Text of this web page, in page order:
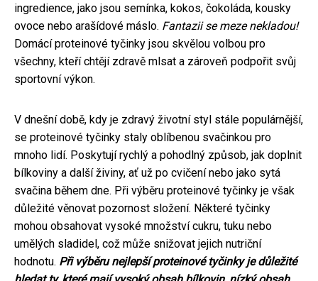
ingredience, jako jsou semínka, kokos, čokoláda, kousky
ovoce nebo arašídové máslo. Fantazii se meze nekladou!
Domácí proteinové tyčinky jsou skvělou volbou pro
všechny, kteří chtějí zdravě mlsat a zároveň podpořit svůj
sportovní výkon.
V dnešní době, kdy je zdravý životní styl stále populárnější,
se proteinové tyčinky staly oblíbenou svačinkou pro
mnoho lidí. Poskytují rychlý a pohodlný způsob, jak doplnit
bílkoviny a další živiny, ať už po cvičení nebo jako sytá
svačina během dne. Při výběru proteinové tyčinky je však
důležité věnovat pozornost složení. Některé tyčinky
mohou obsahovat vysoké množství cukru, tuku nebo
umělých sladidel, což může snižovat jejich nutriční
hodnotu. Při výběru nejlepší proteinové tyčinky je důležité